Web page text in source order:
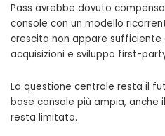
Pass avrebbe dovuto
console con un modello
crescita non appare sufficiente
acquisizioni e sviluppo first-
La questione centrale resta il
base console più ampia, anche
resta limitato.